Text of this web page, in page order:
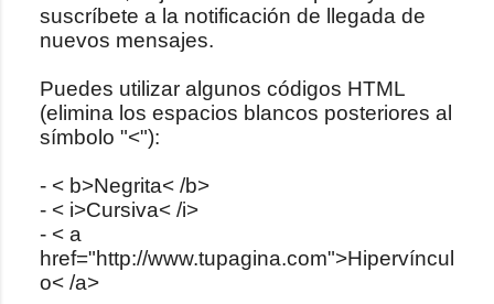
b
l
c
a
r
n
c
o
m
e
suscríbete a la notificación de llegada de
nuevos mensajes.
Puedes utilizar algunos códigos HTML
(elimina los espacios blancos posteriores al
símbolo "<"):
- < b>Negrita< /b>
- < i>Cursiva< /i>
- < a
href="http://www.tupagina.com">Hipervíncul
o< /a>